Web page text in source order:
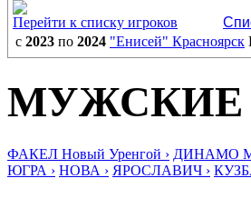
Перейти к списку игроков
с 2023 по 2024 "Енисей" Красноярск
МУЖСКИЕ
ФАКЕЛ Новый Уренгой › ДИНАМО
ЮГРА › НОВА › ЯРОСЛАВИЧ ›